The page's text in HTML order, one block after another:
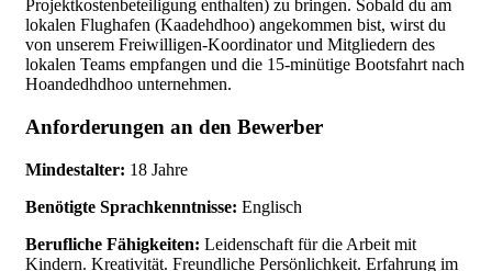
Projektkostenbeteiligung enthalten) zu bringen. Sobald du am
lokalen Flughafen (Kaadehdhoo) angekommen bist, wirst du
von unserem Freiwilligen-Koordinator und Mitgliedern des
lokalen Teams empfangen und die 15-minütige Bootsfahrt nach
Hoandedhdhoo unternehmen.
Anforderungen an den Bewerber
Mindestalter: 18 Jahre
Benötigte Sprachkenntnisse: Englisch
Berufliche Fähigkeiten: Leidenschaft für die Arbeit mit
Kindern. Kreativität. Freundliche Persönlichkeit. Erfahrung im